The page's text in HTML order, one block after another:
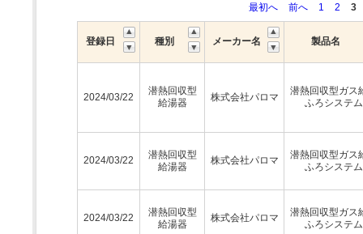
最初へ
前へ 1 2 3
登録日 種別 メーカー名 製品名
2024/03/22
潜熱回収型
給湯器
株式会社パロマ
潜熱回収型ガス
ふろシステム
2024/03/22
潜熱回収型
給湯器
株式会社パロマ
潜熱回収型ガス
ふろシステム
2024/03/22
潜熱回収型
給湯器
株式会社パロマ
潜熱回収型ガス
ふろシステム